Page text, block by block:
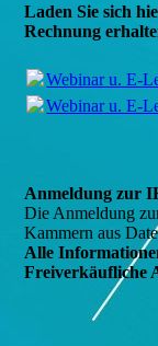
Laden Sie sich
Rechnung
Webinar u. E-
Webinar u. E-
Anmeldung zur
Die Anmeldung
Kammern aus
Alle
Freiverkäufliche